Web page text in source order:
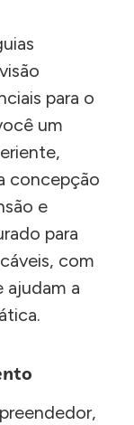
para o
um
concepção
e
para
com
ajudam a